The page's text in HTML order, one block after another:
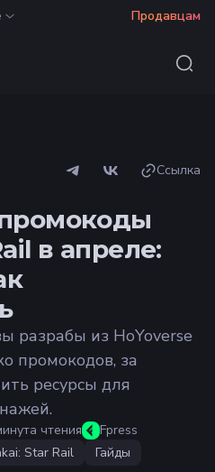
Продавцам
Ссылка
в апреле:
разрабы из HoYoverse
промокодов, за
ресурсы для
чтения
Fpress
Star Rail Гайды